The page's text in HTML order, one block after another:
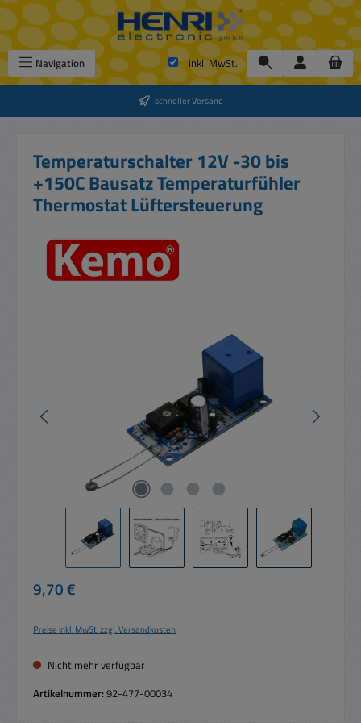
Zum Hauptinhalt springen
Navigation inkl. MwSt.
schneller Versand
Temperaturschalter 12V -30 bis
+150C Bausatz Temperaturfühler
Thermostat Lüftersteuerung
Regulärer Preis:
9,70 €
Preise inkl. MwSt. zzgl. Versandkosten
Nicht mehr verfügbar
Artikelnummer:92-477-00034